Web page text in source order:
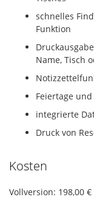
schnelles
Funktion
Name, Tisch
Feiertage
integrierte
Druck von
Kosten
Vollversion: 198,00